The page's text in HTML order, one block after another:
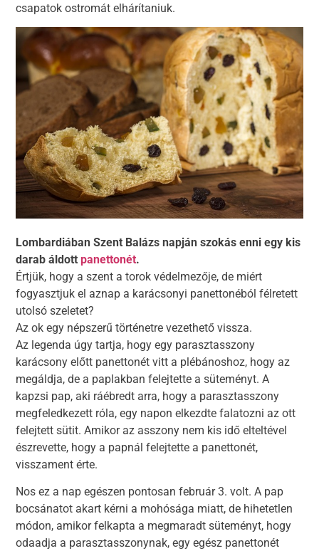
csapatok ostromát elhárítaniuk.
Lombardiában Szent Balázs napján szokás enni egy kis
darab áldottpanettonét.
Értjük, hogy a szent a torok védelmezője, de miért
fogyasztjuk el aznap a karácsonyi panettonéból félretett
utolsó szeletet?
Az ok egy népszerű történetre vezethető vissza.
Az legenda úgy tartja, hogy egy parasztasszony
karácsony előtt panettonét vitt a plébánoshoz, hogy az
megáldja, de a paplakban felejtette a süteményt. A
kapzsi pap, aki ráébredt arra, hogy a parasztasszony
megfeledkezett róla, egy napon elkezdte falatozni az ott
felejtett sütit. Amikor az asszony nem kis idő elteltével
észrevette, hogy a papnál felejtette a panettonét,
visszament érte.
Nos ez a nap egészen pontosan február 3. volt. A pap
bocsánatot akart kérni a mohósága miatt, de hihetetlen
módon, amikor felkapta a megmaradt süteményt, hogy
odaadja a parasztasszonynak, egy egész panettonét